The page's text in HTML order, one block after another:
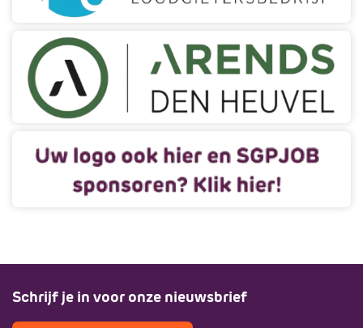
Schrijf je in voor onze nieuwsbrief